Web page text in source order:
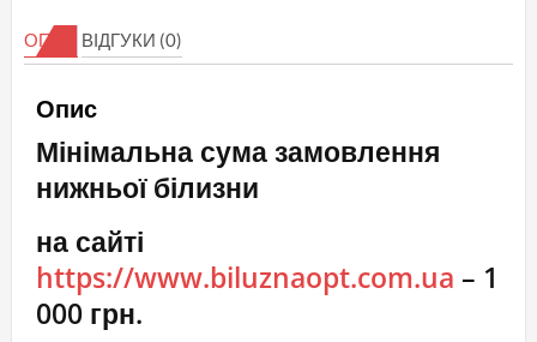
ромашковий
ОПИС ВІДГУКИ (0)
Опис
Мінімальна сума замовлення
нижньої білизни
на сайті
https://www.biluznaopt.com.ua – 1
000 грн.